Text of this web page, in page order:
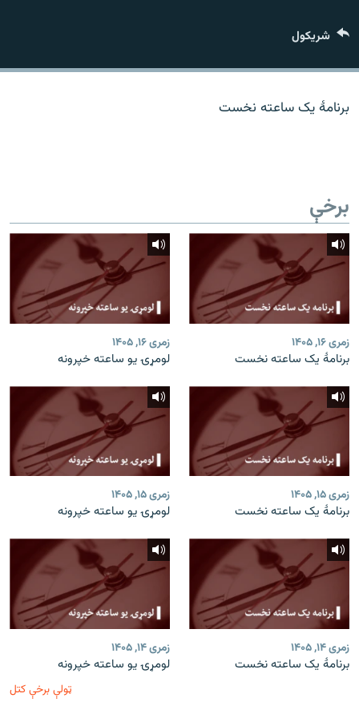
د ازادې اروپا/ ازادي راډيو ټولې پاڼې
شريکول
برنامۀ یک ساعته نخست
برخې
زمری ۱۶, ۱۴۰۵
برنامۀ یک ساعته نخست
زمری ۱۶, ۱۴۰۵
لومړۍ یو ساعته خپرونه
زمری ۱۵, ۱۴۰۵
برنامۀ یک ساعته نخست
زمری ۱۵, ۱۴۰۵
لومړۍ یو ساعته خپرونه
زمری ۱۴, ۱۴۰۵
برنامۀ یک ساعته نخست
زمری ۱۴, ۱۴۰۵
لومړۍ یو ساعته خپرونه
ټولې برخې کتل